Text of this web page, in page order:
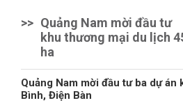
>> Quảng Nam mời đầu tư
khu thương mại du lịch
ha
Quảng Nam mời đầu tư ba dự
Bình, Điện Bàn